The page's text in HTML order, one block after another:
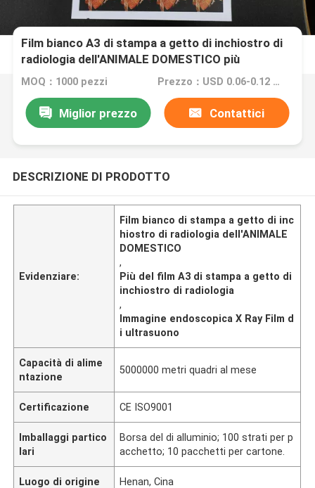
Film bianco A3 di stampa a getto di inchiostro di
radiologia dell'ANIMALE DOMESTICO più
l'immagine endoscopica X Ray Film di ultrasuono
MOQ：1000 pezzi Prezzo：USD 0.06-0.12 per sheet
Miglior prezzo Contattici
DESCRIZIONE DI PRODOTTO
Evidenziare:
Film bianco di stampa a getto di inc
hiostro di radiologia dell'ANIMALE
DOMESTICO
,
Più del film A3 di stampa a getto di
inchiostro di radiologia
,
Immagine endoscopica X Ray Film d
i ultrasuono
Capacità di alime
ntazione
5000000 metri quadri al mese
Certificazione CE ISO9001
Imballaggi partico
lari
Borsa del di alluminio; 100 strati per p
acchetto; 10 pacchetti per cartone.
Luogo di origine Henan, Cina